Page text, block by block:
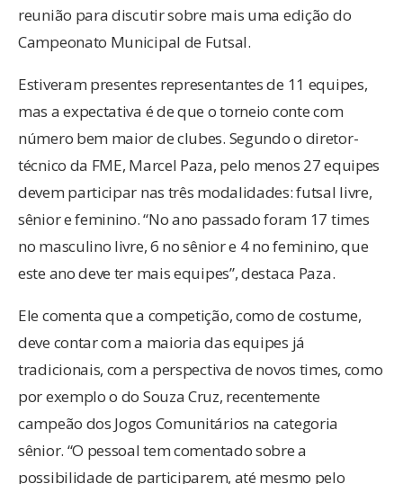
reunião para discutir sobre mais uma edição do
Campeonato Municipal de Futsal.
Estiveram presentes representantes de 11 equipes,
mas a expectativa é de que o torneio conte com
número bem maior de clubes. Segundo o diretor-
técnico da FME, Marcel Paza, pelo menos 27 equipes
devem participar nas três modalidades: futsal livre,
sênior e feminino. “No ano passado foram 17 times
no masculino livre, 6 no sênior e 4 no feminino, que
este ano deve ter mais equipes”, destaca Paza.
Ele comenta que a competição, como de costume,
deve contar com a maioria das equipes já
tradicionais, com a perspectiva de novos times, como
por exemplo o do Souza Cruz, recentemente
campeão dos Jogos Comunitários na categoria
sênior. “O pessoal tem comentado sobre a
possibilidade de participarem, até mesmo pelo